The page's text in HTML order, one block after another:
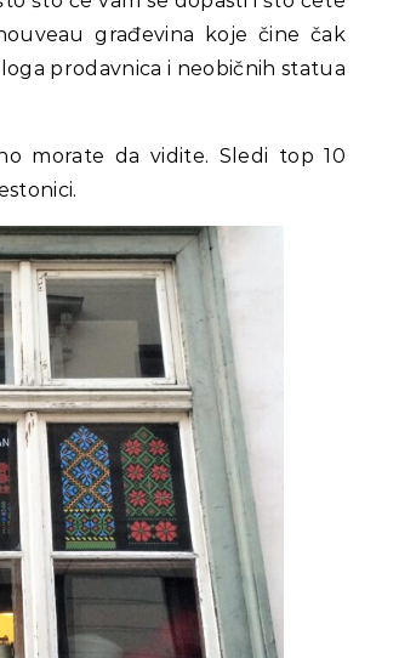
građevina koje čine čak
prodavnica i neobičnih statua
morate da vidite. Sledi top 10